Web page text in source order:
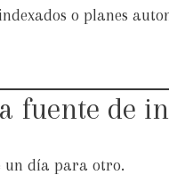
o planes
fuente de
un día para otro.